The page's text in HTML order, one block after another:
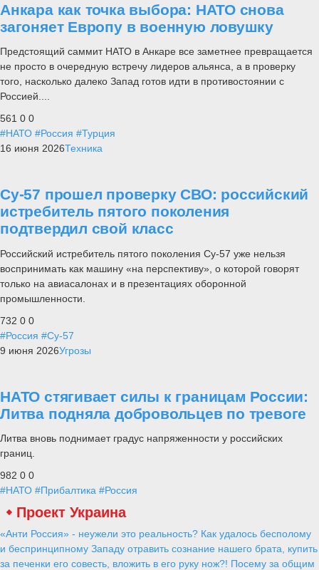
Анкара как точка выбора: НАТО снова
загоняет Европу в военную ловушку
Предстоящий саммит НАТО в Анкаре все заметнее превращается
не просто в очередную встречу лидеров альянса, а в проверку
того, насколько далеко Запад готов идти в противостоянии с
Россией....
561 0 0
#НАТО #Россия #Турция
16 июня 2026Техника
Су-57 прошел проверку СВО: российский
истребитель пятого поколения
подтвердил свой класс
Российский истребитель пятого поколения Су-57 уже нельзя
воспринимать как машину «на перспективу», о которой говорят
только на авиасалонах и в презентациях оборонной
промышленности.
732 0 0
#Россия #Су-57
9 июня 2026Угрозы
НАТО стягивает силы к границам России:
Литва подняла добровольцев по тревоге
Литва вновь поднимает градус напряженности у российских
границ.
982 0 0
#НАТО #Прибалтика #Россия
Проект Украина
«Анти Россия» - неужели это реальность? Как удалось бесполому
и беспринципному Западу отравить сознание нашего брата, купить
за печенки его совесть, вложить в его руку нож?! Посему за общим